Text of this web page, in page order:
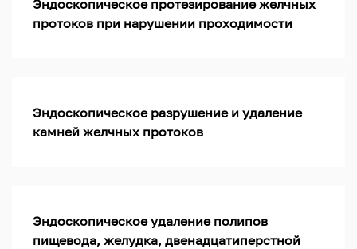
Эндоскопическое протезирование желчных
протоков при нарушении проходимости
Эндоскопическое разрушение и удаление
камней желчных протоков
Эндоскопическое удаление полипов
пищевода, желудка, двенадцатиперстной